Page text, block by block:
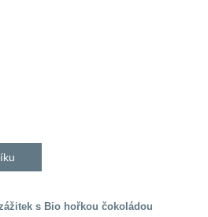
s Bio hořkou čokoládou